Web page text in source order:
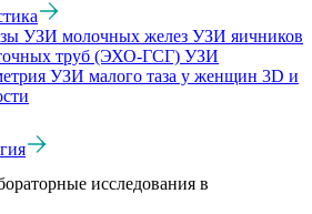
УЗИ молочных желез УЗИ яичников
труб (ЭХО-ГСГ) УЗИ
УЗИ малого таза у женщин 3D и
исследования в